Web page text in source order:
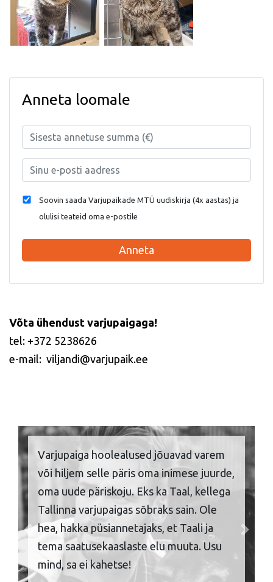
Anneta loomale
Soovin saada Varjupaikade MTÜ uudiskirja (4x aastas) ja
olulisi teateid oma e-postile
Anneta
Võta ühendust varjupaigaga!
tel: +372 5238626
e-mail: viljandi@varjupaik.ee
Varjupaiga hoolealused jõuavad varem
või hiljem selle päris oma inimese juurde,
oma uude päriskoju. Eks ka Taal, kellega
Tallinna varjupaigas sõbraks sain. Ole
hea, hakka püsiannetajaks, et Taali ja
tema saatusekaaslaste elu muuta. Usu
mind, sa ei kahetse!
Previous Next